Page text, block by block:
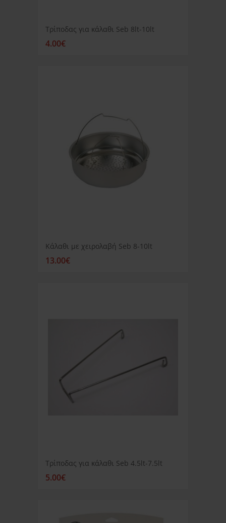
Τρίποδας για κάλαθι Seb 8lt-10lt
4.00€
Κάλαθι με χειρολαβή Seb 8-10lt
13.00€
Τρίποδας για κάλαθι Seb 4.5lt-7.5lt
5.00€